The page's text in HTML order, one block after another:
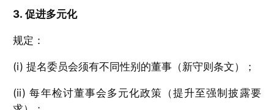
3. 促进多元化
规定：
(i) 提名委员会须有不同性别的董事（新守则条文）；
(ii) 每年检讨董事会多元化政策（提升至强制披露要